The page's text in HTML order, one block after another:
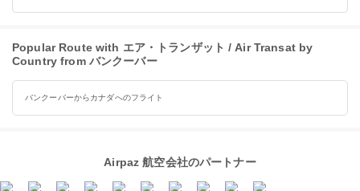
Popular Route with エア・トランザット / Air Transat by
Country from バンクーバー
バンクーバーからカナダへのフライト
Airpaz 航空会社のパートナー